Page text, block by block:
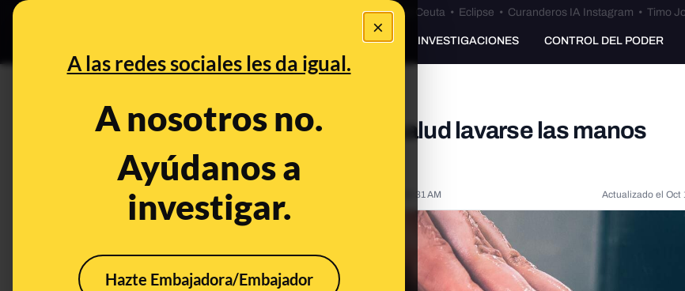
×
A las redes sociales les da igual.
A nosotros no.
Ayúdanos a
investigar.
Hazte Embajadora/Embajador
Especial Ceuta•Bulos Ceuta • Eclipse • Curanderos IA Instagram • Timo
PREBUNKING INVESTIGACIONES CONTROL DEL PODER
Por qué es imprescindible para la salud lavarse las manos
correctamente y con frecuencia
Oct 15, 2020, 11:26:31 AM Actualizado el Oct